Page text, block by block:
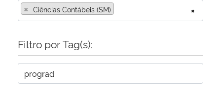
Ministério da Mulher, da Família e dos Direitos Humanos
Secretaria de Governo
×
× Ciências Contábeis (SM)
Filtro por Tag(s):